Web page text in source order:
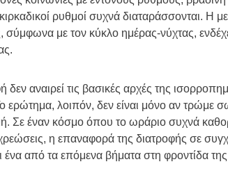
ρυθμοί συχνά διαταράσσονται. Η
με τον κύκλο ημέρας-νύχτας,
δεν αναιρεί τις βασικές αρχές της
ερώτημα, λοιπόν, δεν είναι μόνο αν τρώμε
Σε έναν κόσμο όπου το ωράριο συχνά
η επαναφορά της διατροφής σε
ένα από τα επόμενα βήματα στη φροντίδα